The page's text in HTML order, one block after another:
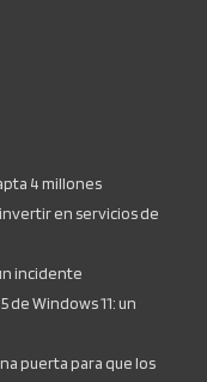
4 millones
en servicios de
incidente
de Windows 11: un
puerta para que los